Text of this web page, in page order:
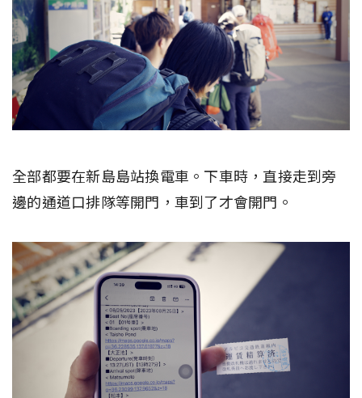
全部都要在新島島站換電車。下車時，直接走到旁
邊的通道口排隊等開門，車到了才會開門。